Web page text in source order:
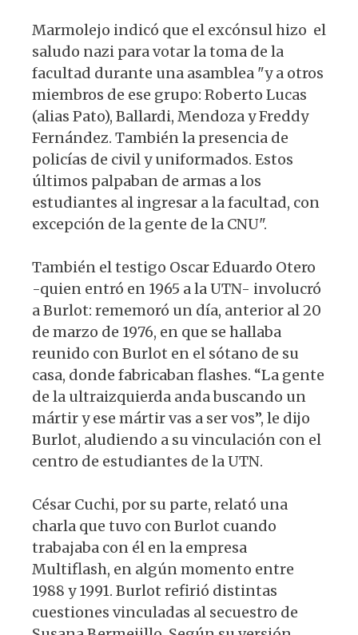
Marmolejo indicó que el excónsul hizo el
saludo nazi para votar la toma de la
facultad durante una asamblea "y a otros
miembros de ese grupo: Roberto Lucas
(alias Pato), Ballardi, Mendoza y Freddy
Fernández. También la presencia de
policías de civil y uniformados. Estos
últimos palpaban de armas a los
estudiantes al ingresar a la facultad, con
excepción de la gente de la CNU".
También el testigo Oscar Eduardo Otero
-quien entró en 1965 a la UTN- involucró
a Burlot: rememoró un día, anterior al 20
de marzo de 1976, en que se hallaba
reunido con Burlot en el sótano de su
casa, donde fabricaban flashes. “La gente
de la ultraizquierda anda buscando un
mártir y ese mártir vas a ser vos”, le dijo
Burlot, aludiendo a su vinculación con el
centro de estudiantes de la UTN.
César Cuchi, por su parte, relató una
charla que tuvo con Burlot cuando
trabajaba con él en la empresa
Multiflash, en algún momento entre
1988 y 1991. Burlot refirió distintas
cuestiones vinculadas al secuestro de